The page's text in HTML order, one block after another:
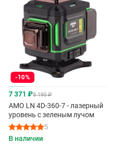
-10%
7 371 ₽8 190 ₽
AMO LN 4D-360-7 - лазерный
уровень с зеленым лучом
5
В наличии